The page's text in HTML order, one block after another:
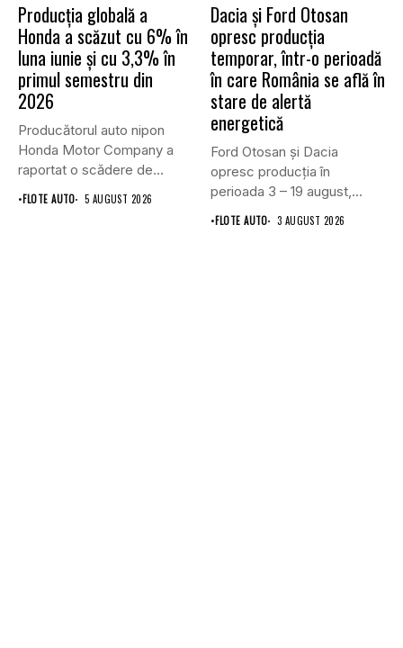
Producția globală a
Honda a scăzut cu 6% în
luna iunie și cu 3,3% în
primul semestru din
2026
Producătorul auto nipon
Honda Motor Company a
raportat o scădere de
6,1%...
•FLOTE AUTO 5 AUGUST 2026
Dacia și Ford Otosan
opresc producția
temporar, într-o perioadă
în care România se află în
stare de alertă
energetică
Ford Otosan și Dacia
opresc producția în
perioada 3 – 19 august,...
•FLOTE AUTO 3 AUGUST 2026